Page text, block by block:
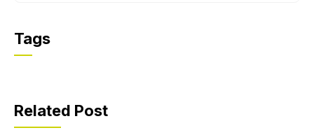
Tags
Related Post